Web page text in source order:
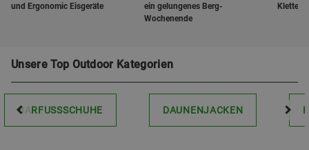
und Ergonomic Eisgeräte
ein gelungenes Berg-
Wochenende
Unsere Top Outdoor Kategorien
BARFUSSSCHUHE DAUNENJACKEN